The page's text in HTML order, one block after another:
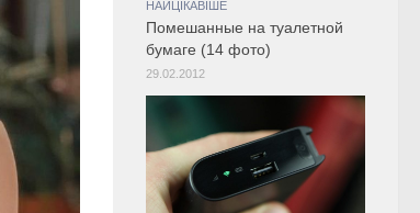
НАЙЦІКАВІШЕ
Помешанные на туалетной
бумаге (14 фото)
29.02.2012